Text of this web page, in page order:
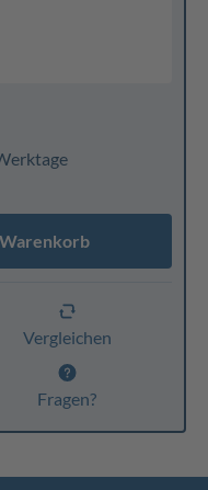
Vergleichen
Fragen?